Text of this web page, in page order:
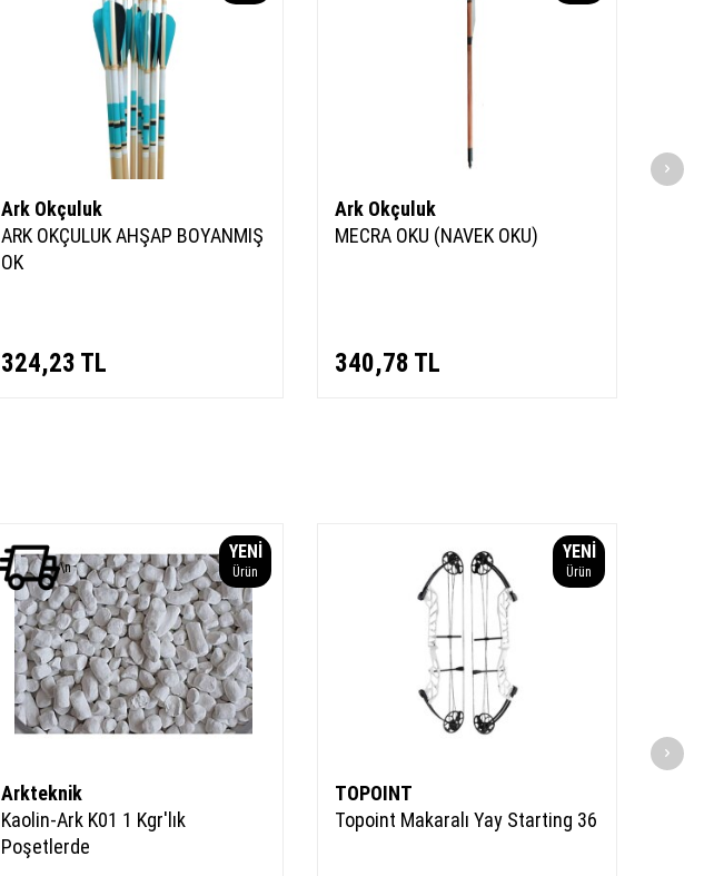
Ark Okçuluk
ARK OKÇULUK AHŞAP BOYANMIŞ
OK
324,23 TL
Ark Okçuluk
MECRA OKU (NAVEK OKU)
340,78 TL
YENI
Ürün
\n
Arkteknik
Kaolin-Ark K01 1 Kgr'lık
Poşetlerde
YENI
Ürün
TOPOINT
Topoint Makaralı Yay Starting 36